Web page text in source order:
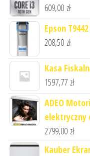
609,00 zł
Epson
208,50 zł
Kasa
1597,77 zł
ADEO
elektryczny
2799,00 zł
Kauber